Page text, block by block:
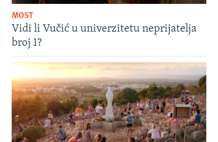
MOST
Vidi li Vučić u univerzitetu neprijatelja
broj 1?